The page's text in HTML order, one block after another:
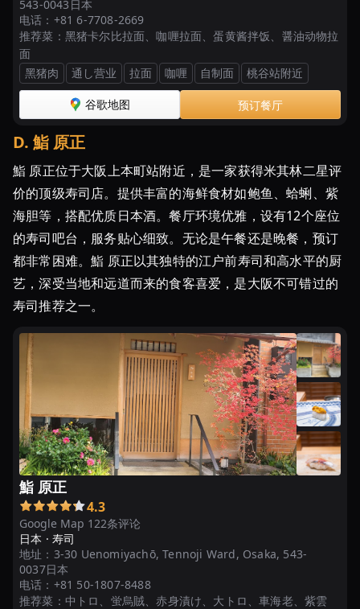
543-0043日本
电话： +81 6-7708-2669
推荐菜： 黑猪卡尔比拉面、咖喱拉面、蛋黄酱拌饭、醤油动物拉
面
黑猪肉
通し营业 拉面 咖喱 自制面 桃谷站附近
谷歌地图 预订餐厅
D. 鮨 原正
鮨 原正位于大阪上本町站附近，是一家获得米其林二星评
价的顶级寿司店。提供丰富的海鲜食材如鲍鱼、蛤蜊、紫
海胆等，搭配优质日本酒。餐厅环境优雅，设有12个座位
的寿司吧台，服务贴心细致。无论是午餐还是晚餐，预订
都非常困难。鮨 原正以其独特的江户前寿司和高水平的厨
艺，深受当地和远道而来的食客喜爱，是大阪不可错过的
寿司推荐之一。
鮨 原正
Google Map 122条评论
4.3
日本 · 寿司
地址： 3-30 Uenomiyachō, Tennoji Ward, Osaka, 543-
0037日本
电话： +81 50-1807-8488
推荐菜： 中トロ、蛍烏賊、赤身漬け、大トロ、車海老、紫雲